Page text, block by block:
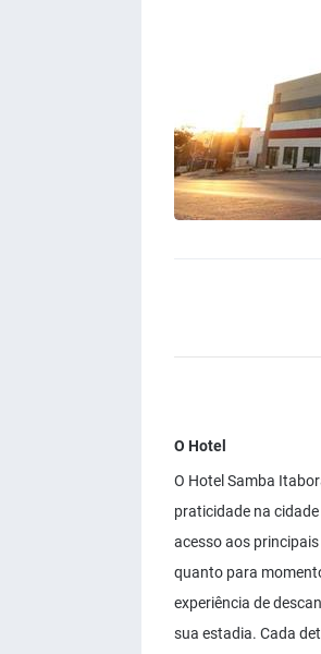
O Hotel
O Hotel Samba
praticidade na
acesso aos
quanto para
experiência de
sua estadia. Cada